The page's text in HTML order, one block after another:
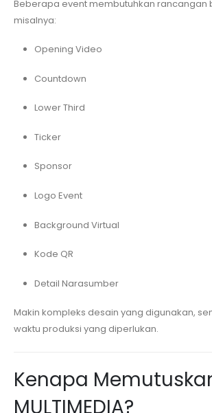
Beberapa event membutuhkan rancangan
misalnya:
Opening Video
Countdown
Lower Third
Ticker
Sponsor
Logo Event
Background Virtual
Kode QR
Detail Narasumber
Makin kompleks desain yang digunakan,
waktu produksi yang diperlukan.
Kenapa
MULTIMEDIA?